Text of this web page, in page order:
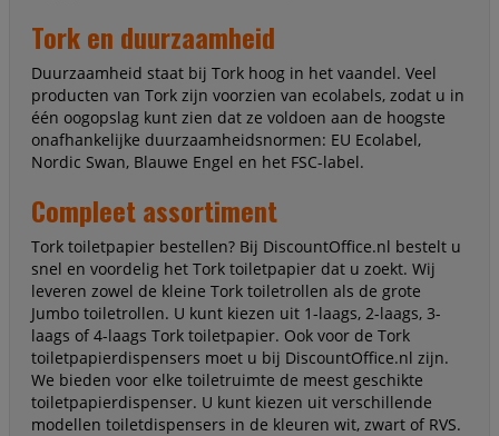
Tork en duurzaamheid
Duurzaamheid staat bij Tork hoog in het vaandel. Veel
producten van Tork zijn voorzien van ecolabels, zodat u in
één oogopslag kunt zien dat ze voldoen aan de hoogste
onafhankelijke duurzaamheidsnormen: EU Ecolabel,
Nordic Swan, Blauwe Engel en het FSC-label.
Compleet assortiment
Tork toiletpapier bestellen? Bij DiscountOffice.nl bestelt u
snel en voordelig het Tork toiletpapier dat u zoekt. Wij
leveren zowel de kleine Tork toiletrollen als de grote
Jumbo toiletrollen. U kunt kiezen uit 1-laags, 2-laags, 3-
laags of 4-laags Tork toiletpapier. Ook voor de Tork
toiletpapierdispensers moet u bij DiscountOffice.nl zijn.
We bieden voor elke toiletruimte de meest geschikte
toiletpapierdispenser. U kunt kiezen uit verschillende
modellen toiletdispensers in de kleuren wit, zwart of RVS.